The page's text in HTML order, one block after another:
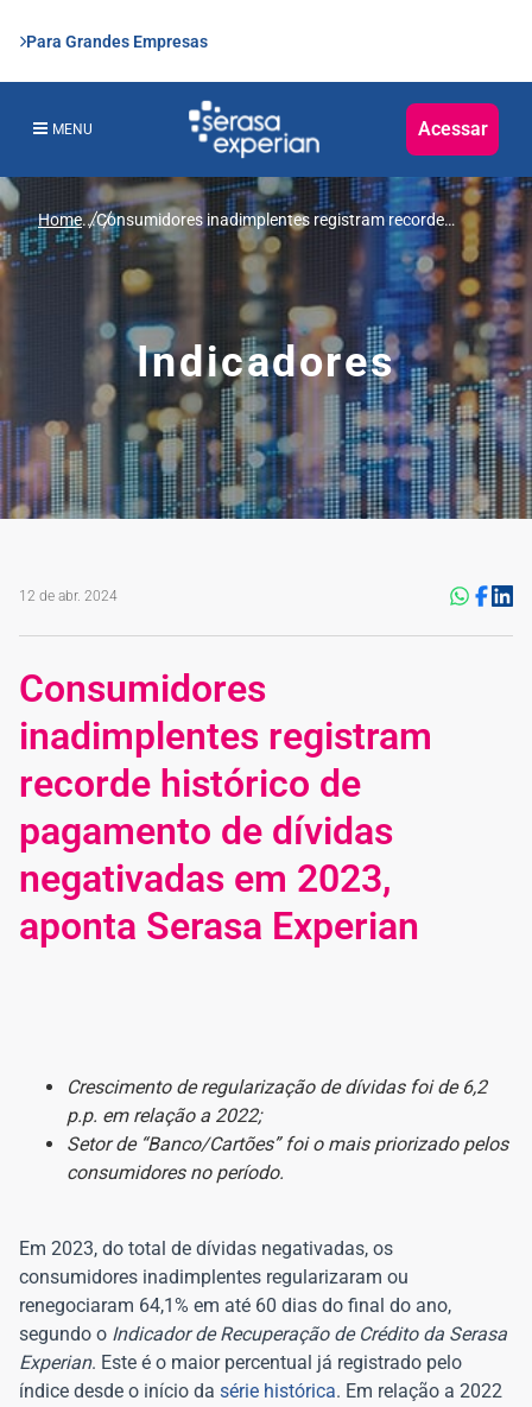
Para Grandes Empresas
MENU Acessar
Home...Consumidores inadimplentes registram recorde
histórico de pagamento de dívidas negativadas em
2023, aponta Serasa Experian
Indicadores
12 de abr. 2024
Consumidores
inadimplentes registram
recorde histórico de
pagamento de dívidas
negativadas em 2023,
aponta Serasa Experian
Crescimento de regularização de dívidas foi de 6,2
p.p. em relação a 2022;
Setor de “Banco/Cartões” foi o mais priorizado pelos
consumidores no período.
Em 2023, do total de dívidas negativadas, os
consumidores inadimplentes regularizaram ou
renegociaram 64,1% em até 60 dias do final do ano,
segundo o Indicador de Recuperação de Crédito da Serasa
Experian. Este é o maior percentual já registrado pelo
índice desde o início da série histórica. Em relação a 2022